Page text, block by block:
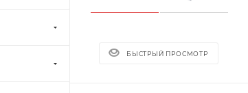
БЫСТРЫЙ ПРОСМОТР